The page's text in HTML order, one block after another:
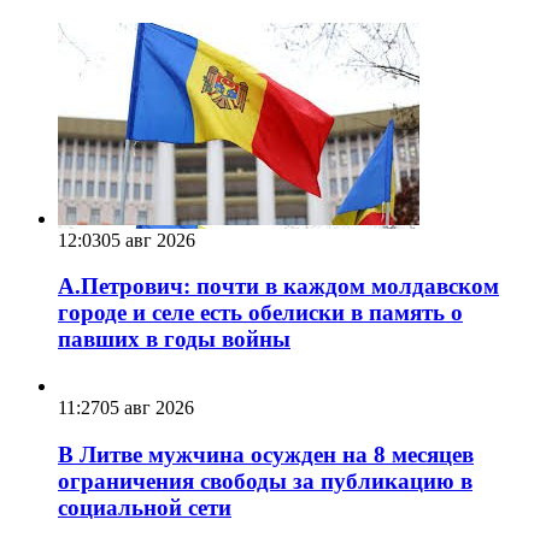
12:0305 авг 2026
А.Петрович: почти в каждом молдавском
городе и селе есть обелиски в память о
павших в годы войны
11:2705 авг 2026
В Литве мужчина осужден на 8 месяцев
ограничения свободы за публикацию в
социальной сети